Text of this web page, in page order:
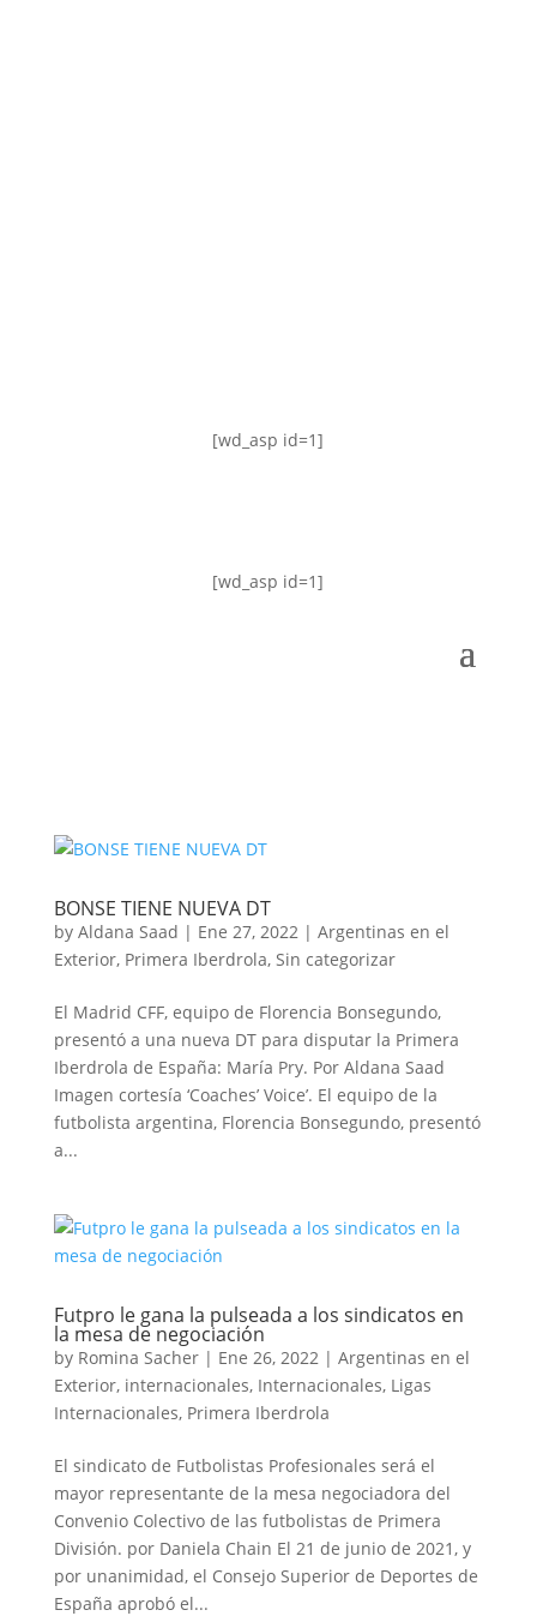
[wd_asp id=1]
[wd_asp id=1]
BONSE TIENE NUEVA DT
by Aldana Saad | Ene 27, 2022| Argentinas en el
Exterior, Primera Iberdrola, Sin categorizar
El Madrid CFF, equipo de Florencia Bonsegundo,
presentó a una nueva DT para disputar la Primera
Iberdrola de España: María Pry. Por Aldana Saad
Imagen cortesía ‘Coaches’ Voice’. El equipo de la
futbolista argentina, Florencia Bonsegundo, presentó
a...
Futpro le gana la pulseada a los sindicatos en
la mesa de negociación
by Romina Sacher| Ene 26, 2022| Argentinas en el
Exterior, internacionales, Internacionales, Ligas
Internacionales, Primera Iberdrola
El sindicato de Futbolistas Profesionales será el
mayor representante de la mesa negociadora del
Convenio Colectivo de las futbolistas de Primera
División. por Daniela Chain El 21 de junio de 2021, y
por unanimidad, el Consejo Superior de Deportes de
España aprobó el...